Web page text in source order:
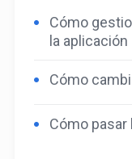
Cómo
la aplicación
Cómo
Cómo pasar